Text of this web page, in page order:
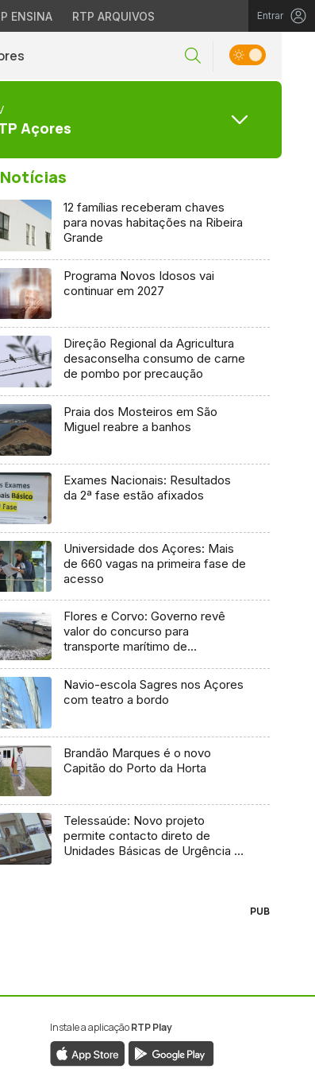
ENSINA RTP ARQUIVOS Entrar
Açores
12 famílias receberam chaves
para novas habitações na Ribeira
Grande
Programa Novos Idosos vai
continuar em 2027
Direção Regional da Agricultura
desaconselha consumo de carne
de pombo por precaução
Praia dos Mosteiros em São
Miguel reabre a banhos
Exames Nacionais: Resultados
da 2ª fase estão afixados
Universidade dos Açores: Mais
de 660 vagas na primeira fase de
acesso
Flores e Corvo: Governo revê
valor do concurso para
transporte marítimo de
Navio-escola Sagres nos Açores
com teatro a bordo
Brandão Marques é o novo
Capitão do Porto da Horta
Telessaúde: Novo projeto
permite contacto direto de
Unidades Básicas de Urgência e
PUB
Instale a aplicaçãoRTP Play